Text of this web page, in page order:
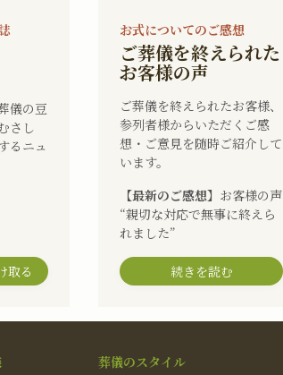
儀の豆
さし
るニュ
取る
お式についてのご感想
ご葬儀を終えられた
お客様の声
ご葬儀を終えられたお客様、
参列者様からいただくご感
想・ご意見を随時ご紹介して
います。
【最新のご感想】 お客様の声
“親切な対応で無事に終えら
れました”
続きを読む
葬儀のスタイル